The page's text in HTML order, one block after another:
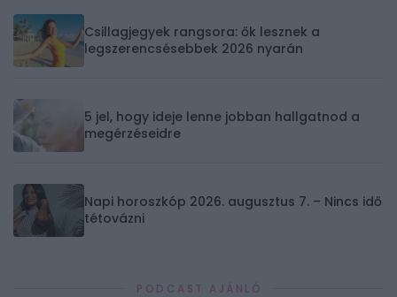
Csillagjegyek rangsora: ők lesznek a
legszerencsésebbek 2026 nyarán
5 jel, hogy ideje lenne jobban hallgatnod a
megérzéseidre
Napi horoszkóp 2026. augusztus 7. – Nincs idő
tétovázni
PODCAST AJÁNLÓ